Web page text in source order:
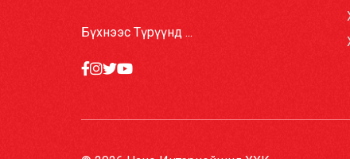
Бүхнээс Түрүүнд ...